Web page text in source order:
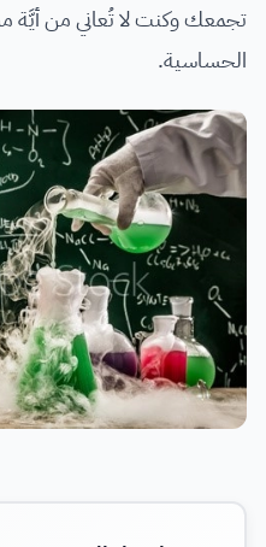
تجمعك وكنت لا تُعاني من أيَّة
الحساسية.